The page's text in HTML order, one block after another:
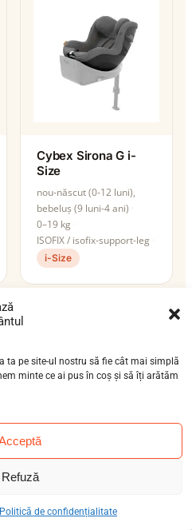
ta pe site-ul nostru să fie cât mai simplă
minte ce ai pus în coș și să îți arătăm
Refuză
Politică de confidențialitate
Cybex Sirona G i-
Size
nou-născut (0-12 luni),
bebeluș (9 luni-4 ani)
0–19 kg
ISOFIX / isofix-support-leg
i-Size
Cybex Sirona T i-
Size
nou-născut (0-12 luni),